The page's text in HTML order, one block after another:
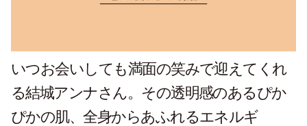
いつお会いしても満面の笑みで迎えてくれ
る結城アンナさん。その透明感のあるぴか
ぴかの肌、全身からあふれるエネルギ